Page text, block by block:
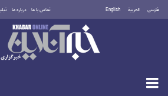
فارسی العربية English تماس با ما درباره ما
شنبه ۱۷ مرداد ۱۴۰۵